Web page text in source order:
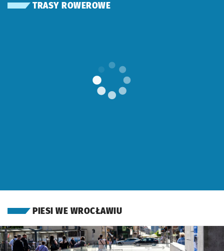
TRASY ROWEROWE
PIESI WE WROCŁAWIUOTWORZY SIĘ W NOWEJ